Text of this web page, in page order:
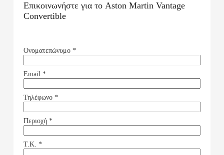
Επικοινωνήστε για το Aston Martin Vantage
Convertible
Ονοματεπώνυμο *
Email *
Τηλέφωνο *
Περιοχή *
Τ.Κ. *